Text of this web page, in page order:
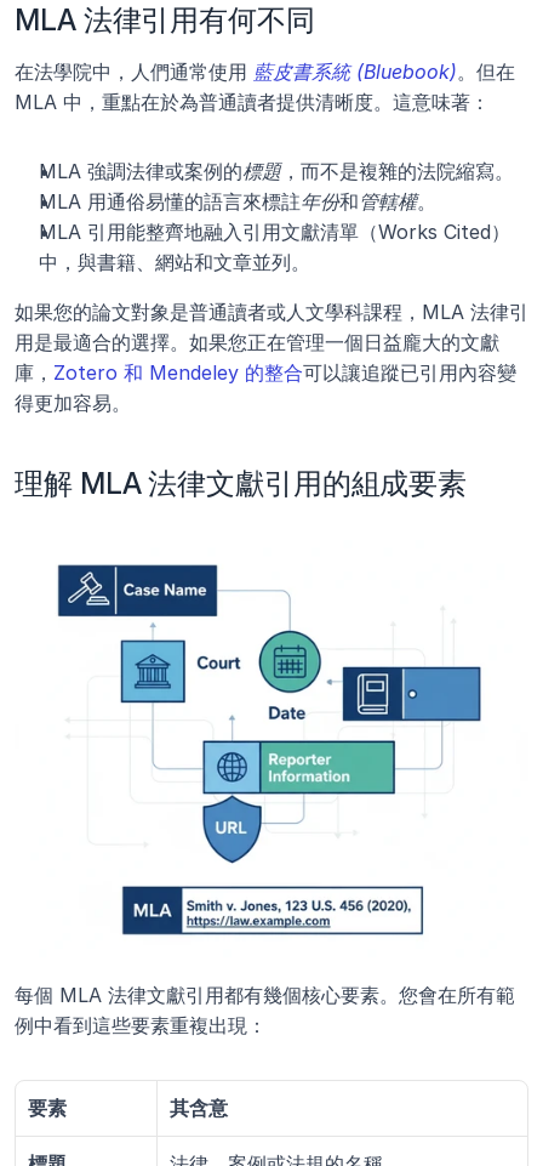
MLA 法律引用有何不同
在法學院中，人們通常使用 藍皮書系統 (Bluebook)。但在
MLA 中，重點在於為普通讀者提供清晰度。這意味著：
MLA 強調法律或案例的標題，而不是複雜的法院縮寫。
MLA 用通俗易懂的語言來標註年份和管轄權。
MLA 引用能整齊地融入引用文獻清單（Works Cited）
中，與書籍、網站和文章並列。
如果您的論文對象是普通讀者或人文學科課程，MLA 法律引
用是最適合的選擇。如果您正在管理一個日益龐大的文獻
庫， Zotero 和 Mendeley 的整合可以讓追蹤已引用內容變
得更加容易。
理解 MLA 法律文獻引用的組成要素
每個 MLA 法律文獻引用都有幾個核心要素。您會在所有範
例中看到這些要素重複出現：
要素 其含意